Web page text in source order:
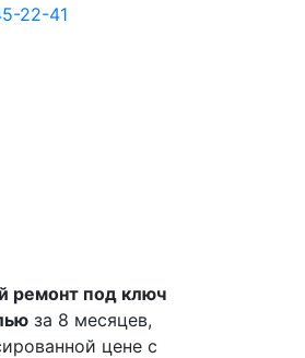
22-41
ремонт под ключ
за 8 месяцев,
цене с